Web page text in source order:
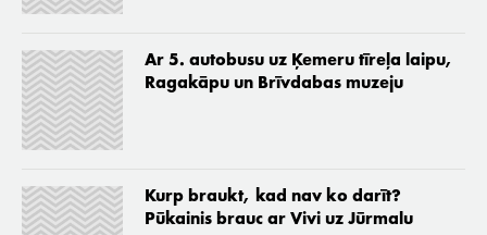
Ar 5. autobusu uz Ķemeru tīreļa laipu,
Ragakāpu un Brīvdabas muzeju
Kurp braukt, kad nav ko darīt?
Pūkainis brauc ar Vivi uz Jūrmalu